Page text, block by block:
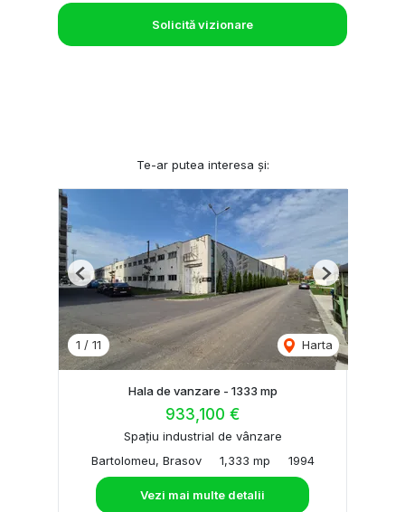
Solicită vizionare
Te-ar putea interesa și:
1 / 11 Harta
Previous Next
Hala de vanzare - 1333 mp
933,100 €
Spațiu industrial de vânzare
Bartolomeu, Brasov
1,333 mp 1994
Vezi mai multe detalii